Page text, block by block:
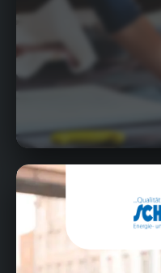
Limmersdorfer Str. 3,